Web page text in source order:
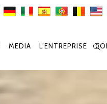
MEDIA L’ENTREPRISE